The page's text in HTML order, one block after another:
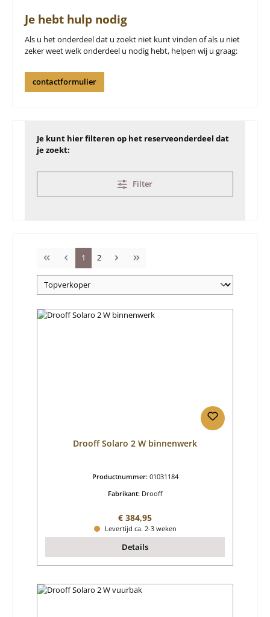
Je hebt hulp nodig
Als u het onderdeel dat u zoekt niet kunt vinden of als u niet
zeker weet welk onderdeel u nodig hebt, helpen wij u graag:
contactformulier
Je kunt hier filteren op het reserveonderdeel dat
je zoekt:
Filter
Pagina
1 Pagina
2
Drooff Solaro 2 W binnenwerk
Productnummer: 01031184
Fabrikant: Drooff
Normale prijs:
€ 384,95
Levertijd ca. 2-3 weken
Details